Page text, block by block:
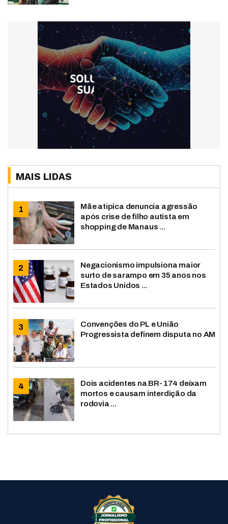
MAIS LIDAS
Mãe atípica denuncia agressão
após crise de filho autista em
shopping de Manaus ...
Negacionismo impulsiona maior
surto de sarampo em 35 anos nos
Estados Unidos ...
Convenções do PL e União
Progressista definem disputa no AM
Dois acidentes na BR-174 deixam
mortos e causam interdição da
rodovia ...